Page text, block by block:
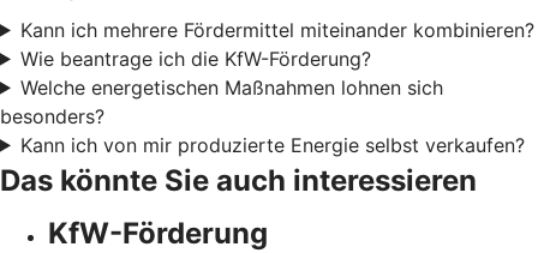
Kann ich mehrere Fördermittel miteinander kombinieren?
Wie beantrage ich die KfW-Förderung?
Welche energetischen Maßnahmen lohnen sich
besonders?
Kann ich von mir produzierte Energie selbst verkaufen?
Das könnte Sie auch interessieren
KfW-Förderung